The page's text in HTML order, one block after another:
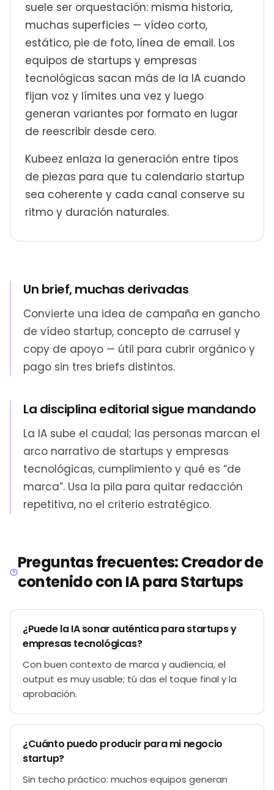
suele ser orquestación: misma historia,
muchas superficies — vídeo corto,
estático, pie de foto, línea de email. Los
equipos de startups y empresas
tecnológicas sacan más de la IA cuando
fijan voz y límites una vez y luego
generan variantes por formato en lugar
de reescribir desde cero.
Kubeez enlaza la generación entre tipos
de piezas para que tu calendario startup
sea coherente y cada canal conserve su
ritmo y duración naturales.
Un brief, muchas derivadas
Convierte una idea de campaña en gancho
de vídeo startup, concepto de carrusel y
copy de apoyo — útil para cubrir orgánico y
pago sin tres briefs distintos.
La disciplina editorial sigue mandando
La IA sube el caudal; las personas marcan el
arco narrativo de startups y empresas
tecnológicas, cumplimiento y qué es “de
marca”. Usa la pila para quitar redacción
repetitiva, no el criterio estratégico.
Preguntas frecuentes: Creador de
contenido con IA para Startups
¿Puede la IA sonar auténtica para startups y
empresas tecnológicas?
Con buen contexto de marca y audiencia, el
output es muy usable; tú das el toque final y la
aprobación.
¿Cuánto puedo producir para mi negocio
startup?
Sin techo práctico: muchos equipos generan